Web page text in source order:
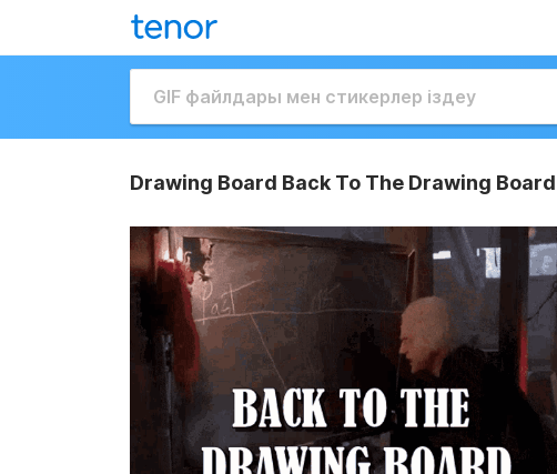
Drawing Board Back To The Drawing Board